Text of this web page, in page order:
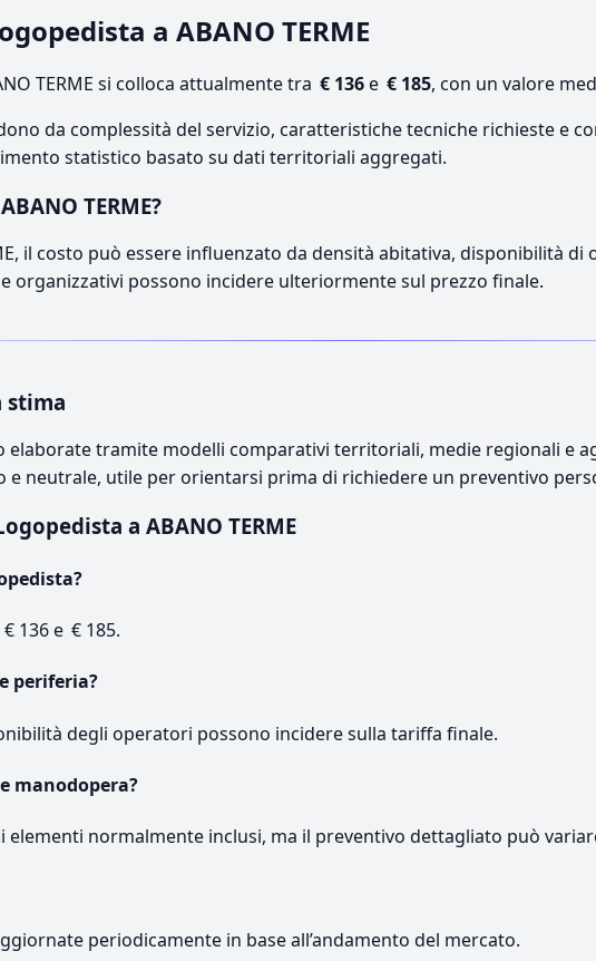
a ABANO TERME
TERME si colloca attualmente tra € 136e € 185, con un valore
da complessità del servizio, caratteristiche tecniche richieste e
statistico basato su dati territoriali aggregati.
TERME?
il costo può essere influenzato da densità abitativa, disponibilità di
organizzativi possono incidere ulteriormente sul prezzo finale.
stima
elaborate tramite modelli comparativi territoriali, medie regionali e
neutrale, utile per orientarsi prima di richiedere un preventivo
a ABANO TERME
136 e € 185.
periferia?
degli operatori possono incidere sulla tariffa finale.
manodopera?
elementi normalmente inclusi, ma il preventivo dettagliato può
periodicamente in base all’andamento del mercato.